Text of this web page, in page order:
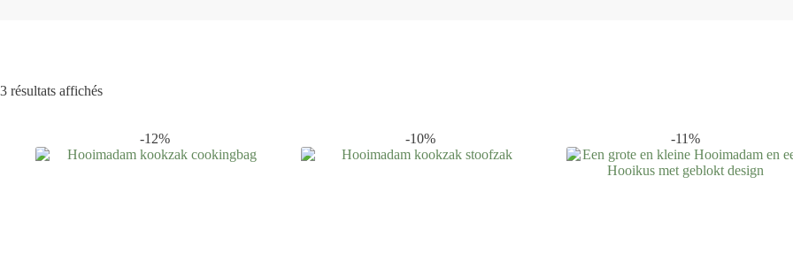
3 résultats affichés
-12% -10% -11%